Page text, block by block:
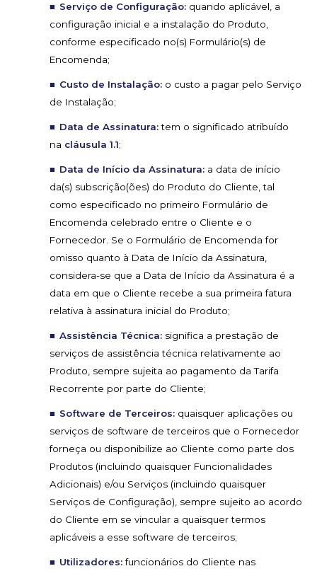
Serviço de Configuração: quando aplicável, a
configuração inicial e a instalação do Produto,
conforme especificado no(s) Formulário(s) de
Encomenda;
Custo de Instalação: o custo a pagar pelo Serviço
de Instalação;
Data de Assinatura:tem o significado atribuído
na cláusula 1.1;
Data de Início da Assinatura: a data de início
da(s) subscrição(ões) do Produto do Cliente, tal
como especificado no primeiro Formulário de
Encomenda celebrado entre o Cliente e o
Fornecedor. Se o Formulário de Encomenda for
omisso quanto à Data de Início da Assinatura,
considera-se que a Data de Início da Assinatura é a
data em que o Cliente recebe a sua primeira fatura
relativa à assinatura inicial do Produto;
Assistência Técnica: significa a prestação de
serviços de assistência técnica relativamente ao
Produto, sempre sujeita ao pagamento da Tarifa
Recorrente por parte do Cliente;
Software de Terceiros: quaisquer aplicações ou
serviços de software de terceiros que o Fornecedor
forneça ou disponibilize ao Cliente como parte dos
Produtos (incluindo quaisquer Funcionalidades
Adicionais) e/ou Serviços (incluindo quaisquer
Serviços de Configuração), sempre sujeito ao acordo
do Cliente em se vincular a quaisquer termos
aplicáveis a esse software de terceiros;
Utilizadores:funcionários do Cliente nas